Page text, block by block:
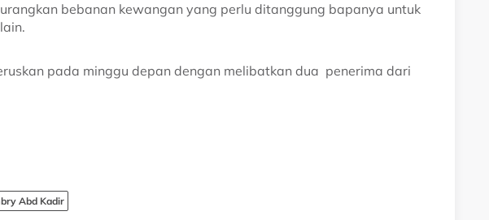
bebanan kewangan yang perlu ditanggung bapanya untuk
pada minggu depan dengan melibatkan dua penerima dari
Abd Kadir